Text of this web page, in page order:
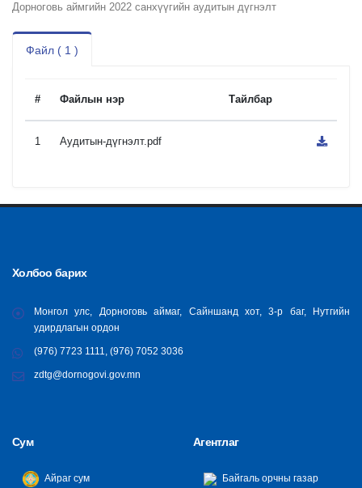
Дорноговь аймгийн 2022 санхүүгийн аудитын дүгнэлт
Файл ( 1 )
# Файлын нэр Тайлбар
1 Аудитын-дүгнэлт.pdf
Холбоо барих
Монгол улс, Дорноговь аймаг, Сайншанд хот, 3-р баг, Нутгийн
удирдлагын ордон
(976) 7723 1111, (976) 7052 3036
zdtg@dornogovi.gov.mn
Сум
Айраг сум
Агентлаг
Байгаль орчны газар